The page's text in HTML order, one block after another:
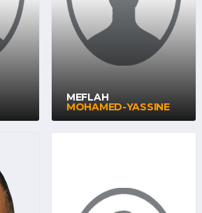
MEFLAH
MOHAMED-YASSINE